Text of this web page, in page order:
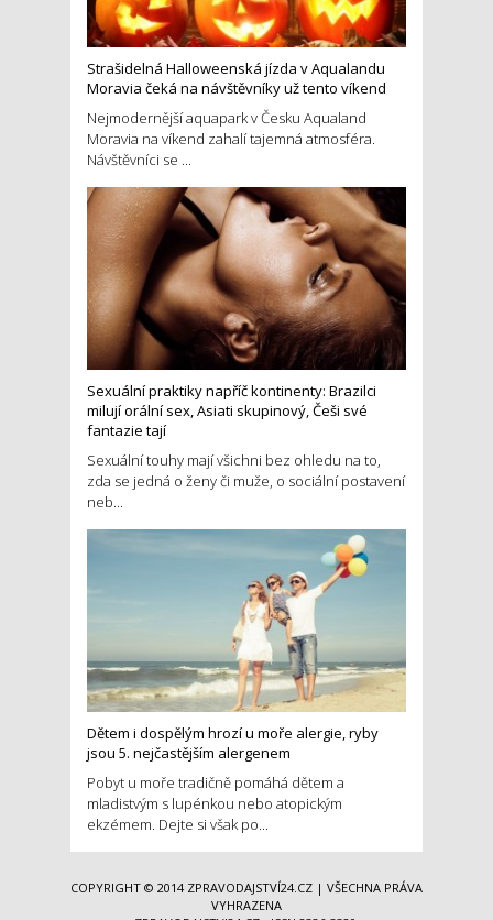
Strašidelná Halloweenská jízda v Aqualandu
Moravia čeká na návštěvníky už tento víkend
Nejmodernější aquapark v Česku Aqualand
Moravia na víkend zahalí tajemná atmosféra.
Návštěvníci se ...
Sexuální praktiky napříč kontinenty: Brazilci
milují orální sex, Asiati skupinový, Češi své
fantazie tají
Sexuální touhy mají všichni bez ohledu na to,
zda se jedná o ženy či muže, o sociální postavení
neb...
Dětem i dospělým hrozí u moře alergie, ryby
jsou 5. nejčastějším alergenem
Pobyt u moře tradičně pomáhá dětem a
mladistvým s lupénkou nebo atopickým
ekzémem. Dejte si však po...
COPYRIGHT © 2014 ZPRAVODAJSTVÍ24.CZ | VŠECHNA PRÁVA
VYHRAZENA